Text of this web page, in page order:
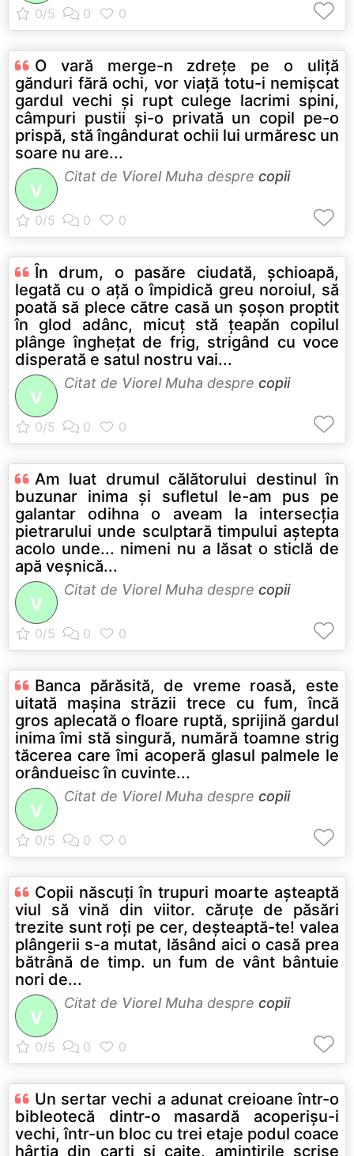
O vară merge-n zdreţe pe o uliţă
gănduri fără ochi, vor viaţă totu-i nemişcat
gardul vechi şi rupt culege lacrimi spini,
câmpuri pustii şi-o privată un copil pe-o
prispă, stă îngândurat ochii lui urmăresc un
soare nu are...
V
Citat de Viorel Muha despre copii
În drum, o pasăre ciudată, şchioapă,
legată cu o aţă o împidică greu noroiul, să
poată să plece către casă un şoşon proptit
în glod adânc, micuţ stă ţeapăn copilul
plânge îngheţat de frig, strigând cu voce
disperată e satul nostru vai...
V
Citat de Viorel Muha despre copii
Am luat drumul călătorului destinul în
buzunar inima şi sufletul le-am pus pe
galantar odihna o aveam la intersecţia
pietrarului unde sculptară timpului aştepta
acolo unde... nimeni nu a lăsat o sticlă de
apă veşnică...
V
Citat de Viorel Muha despre copii
Banca părăsită, de vreme roasă, este
uitată maşina străzii trece cu fum, încă
gros aplecată o floare ruptă, sprijină gardul
inima îmi stă singură, numără toamne strig
tăcerea care îmi acoperă glasul palmele le
orândueisc în cuvinte...
V
Citat de Viorel Muha despre copii
Copii născuţi în trupuri moarte aşteaptă
viul să vină din viitor. căruţe de păsări
trezite sunt roţi pe cer, deşteaptă-te! valea
plângerii s-a mutat, lăsând aici o casă prea
bătrână de timp. un fum de vânt bântuie
nori de...
V
Citat de Viorel Muha despre copii
Un sertar vechi a adunat creioane într-o
bibleotecă dintr-o masardă acoperişu-i
vechi, într-un bloc cu trei etaje podul coace
hârtia din carţi şi caite, amintirile scrise